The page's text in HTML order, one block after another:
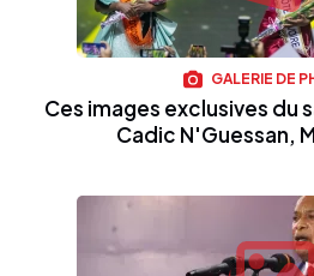
GALERIE DE
Ces images exclusives du
Cadic N'Guessan,